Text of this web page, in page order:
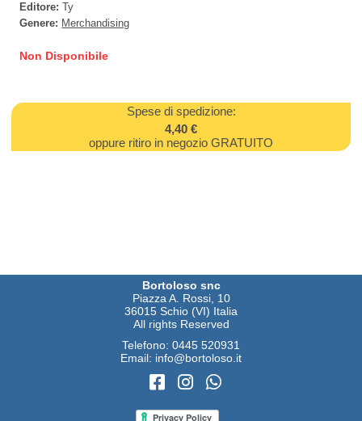
Editore:Ty
Genere: Merchandising
Non Disponibile
Spese di spedizione:
4,40 €
oppure ritiro in negozio GRATUITO
Bortoloso snc
Piazza A. Rossi, 10
36015 Schio (VI) Italia
All rights Reserved
Telefono: 0445 520931
Email: info@bortoloso.it